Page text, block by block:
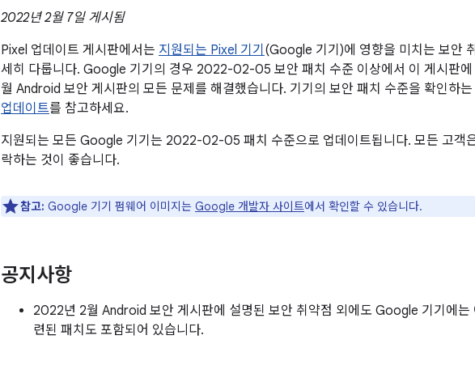
2022년 2월 7일 게시됨
Pixel 업데이트 게시판에서는 지원되는 Pixel 기기 (Google 기기)에 영향을 미치는 보안
세히 다룹니다. Google 기기의 경우 2022-02-05 보안 패치 수준 이상에서 이 게시판
월 Android 보안 게시판의 모든 문제를 해결했습니다. 기기의 보안 패치 수준을 확인하
업데이트를 참고하세요.
지원되는 모든 Google 기기는 2022-02-05 패치 수준으로 업데이트됩니다. 모든 고객
락하는 것이 좋습니다.
참고: Google 기기 펌웨어 이미지는 Google 개발자 사이트에서 확인할 수 있습니다.
공지사항
2022년 2월 Android 보안 게시판에 설명된 보안 취약점 외에도 Google 기기에는
련된 패치도 포함되어 있습니다.